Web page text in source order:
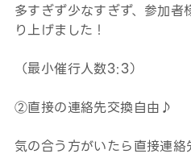
多すぎず少なすぎず、参加
り上げました！
（最小催行人数3:3）
②直接の連絡先交換自由♪
気の合う方がいたら直接連絡